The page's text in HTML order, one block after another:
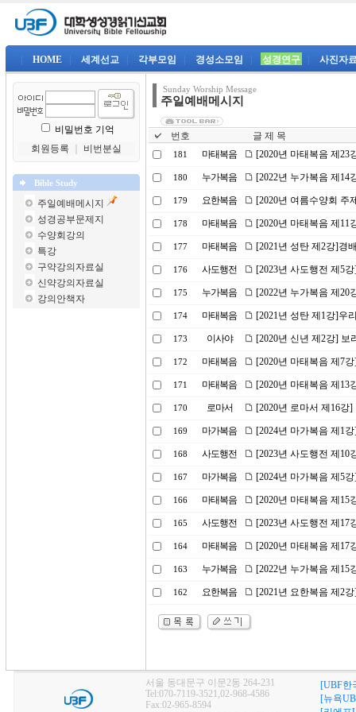
HOME 세계선교 각부모임 경성소모임 성경연구 사진자
비밀번호 기억
회원등록
비번분실
Bible Study
주일예배메시지
성경공부문제지
수양회강의
특강
구약강의자료실
신약강의자료실
강의안책자
Sunday Worship Message
주일예배메시지
번호 글 제 목
181 마태복음 [2020년 마태복음 제23
180 누가복음 [2022년 누가복음 제14
179 요한복음 [2020년 여름수양회 주
178 마태복음 [2020년 마태복음 제11
177 마태복음 [2021년 성탄 제2강]경
176 사도행전 [2023년 사도행전 제5
175 누가복음 [2022년 누가복음 제20
174 마태복음 [2021년 성탄 제1강]우
173 이사야 [2020년 신년 제2강] 보
172 마태복음 [2020년 마태복음 제7
171 마태복음 [2020년 마태복음 제13
170 로마서 [2020년 로마서 제16강
169 마가복음 [2024년 마가복음 제1
168 사도행전 [2023년 사도행전 제10
167 마가복음 [2024년 마가복음 제5
166 마태복음 [2020년 마태복음 제15
165 사도행전 [2023년 사도행전 제17
164 마태복음 [2020년 마태복음 제17
163 누가복음 [2022년 누가복음 제15
162 요한복음 [2021년 요한복음 제2
서울 동대문구 이문2동 264-231
Tel:070-7119-3521,02-968-4586
Fax:02-965-8594
[UBF한
[뉴욕